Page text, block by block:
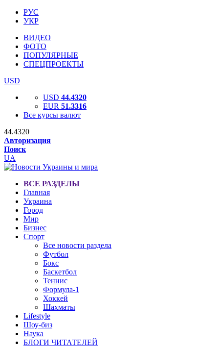
РУС
УКР
ВИДЕО
ФОТО
ПОПУЛЯРНЫЕ
СПЕЦПРОЕКТЫ
USD
USD 44.4320
EUR 51.3316
Все курсы валют
44.4320
Авторизация
Поиск
UA
ВСЕ РАЗДЕЛЫ
Главная
Украина
Город
Мир
Бизнес
Спорт
Все новости раздела
Футбол
Бокс
Баскетбол
Теннис
Формула-1
Хоккей
Шахматы
Lifestyle
Шоу-биз
Наука
БЛОГИ ЧИТАТЕЛЕЙ